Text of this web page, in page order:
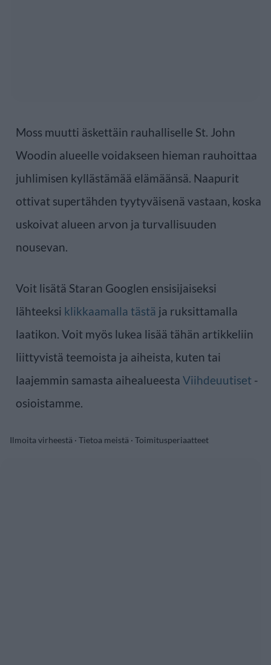
Moss muutti äskettäin rauhalliselle St. John
Woodin alueelle voidakseen hieman rauhoittaa
juhlimisen kyllästämää elämäänsä. Naapurit
ottivat supertähden tyytyväisenä vastaan, koska
uskoivat alueen arvon ja turvallisuuden
nousevan.
Voit lisätä Staran Googlen ensisijaiseksi
lähteeksi klikkaamalla tästä ja ruksittamalla
laatikon. Voit myös lukea lisää tähän artikkeliin
liittyvistä teemoista ja aiheista, kuten tai
laajemmin samasta aihealueesta Viihdeuutiset -
osioistamme.
Ilmoita virheestä · Tietoa meistä · Toimitusperiaatteet